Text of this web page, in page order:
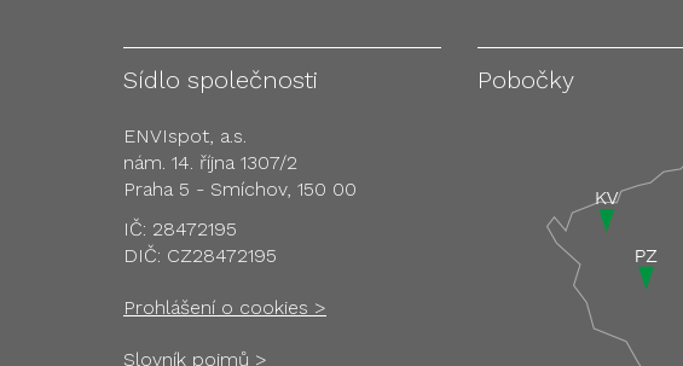
Sídlo společnosti
ENVIspot, a.s.
nám. 14. října 1307/2
Praha 5 - Smíchov, 150 00
IČ: 28472195
DIČ: CZ28472195
Prohlášení o cookies >
Slovník pojmů >
Pobočky